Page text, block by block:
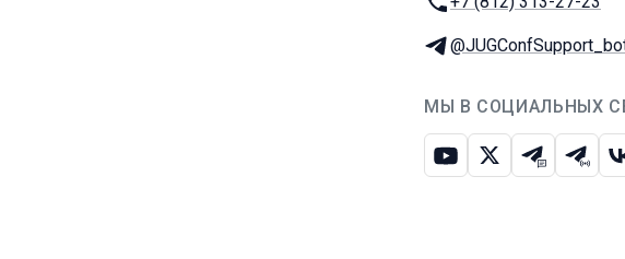
Телеграм:
МЫ В СОЦИАЛЬНЫХ
ЮтубИкс Телеграм-